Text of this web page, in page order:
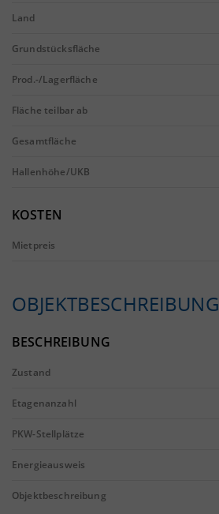
Land
Grundstücksfläche
Prod.-/Lagerfläche
Fläche teilbar ab
Gesamtfläche
Hallenhöhe/UKB
KOSTEN
Mietpreis
OBJEKTBESCHREIBUNG
BESCHREIBUNG
Zustand
Etagenanzahl
PKW-Stellplätze
Energieausweis
Objektbeschreibung